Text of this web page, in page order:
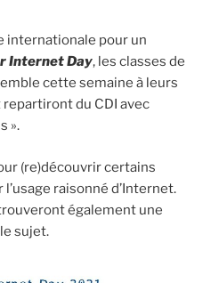
internationale pour un
Internet Day, les classes de
cette semaine à leurs
du CDI avec
».
(re)découvrir certains
raisonné d’Internet.
également une
sujet.